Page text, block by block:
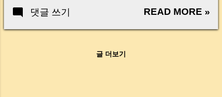
사실은 ‘구조’를 몰라서 생기는 걱정입니다. 그래
서 오늘은 잔금일에 실제로 돈이 어떻게 움직이
는지, 왜 사고가 나는지, 그리고 무엇을 꼭 준비
드리겠습니다. 이 글 하나만 제대로 이해하시면,
확인되면 수백만 원~수억 원까지
령 을 토대로, ✔️ 실지거래가액과
댓글 쓰기 READ MORE »
글 더보기